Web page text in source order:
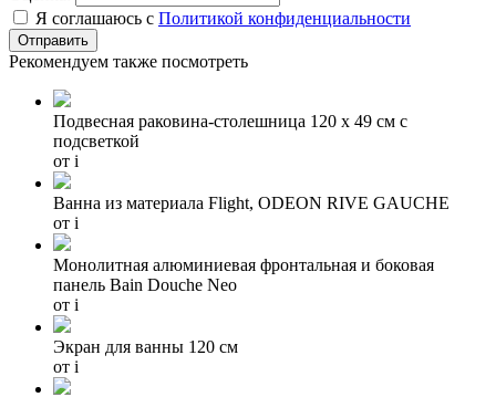
Я соглашаюсь с Политикой конфиденциальности
Рекомендуем также посмотреть
Подвесная раковина-столешница 120 х 49 см с
подсветкой
от i
Ванна из материала Flight, ODEON RIVE GAUCHE
от i
Монолитная алюминиевая фронтальная и боковая
панель Bain Douche Neo
от i
Экран для ванны 120 см
от i